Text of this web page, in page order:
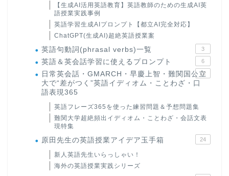
【生成AI活用英語教育】英語教師のための生成AI英
語授業実践事例
英語学習生成AIプロンプト【都立AI完全対応】
ChatGPT(生成AI)超絶英語授業案
英語句動詞(phrasal verbs)一覧 3
英語＆英会話学習に使えるプロンプト 6
日常英会話・GMARCH・早慶上智・難関国公立
大で“差がつく”英語イディオム・ことわざ・口
語表現365
22
英語フレーズ365を使った練習問題＆予想問題集
難関大学超絶頻出イディオム・ことわざ・会話文表
現特集
原田先生の英語授業アイデア玉手箱 24
新人英語先生いらっしゃい！
海外の英語授業実践シリーズ